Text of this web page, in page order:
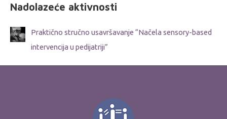
Nadolazeće aktivnosti
Praktično stručno usavršavanje “Načela sensory-based
intervencija u pedijatriji”